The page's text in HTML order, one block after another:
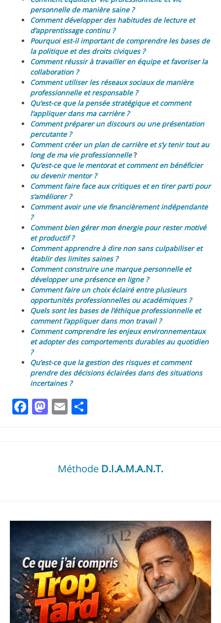
personnelle de manière saine ?
Comment développer des habitudes de lecture et
d’apprentissage continu ?
Pourquoi est-il important de comprendre les bases de
la politique et des droits civiques ?
Comment réussir à travailler en équipe et favoriser la
collaboration ?
Comment utiliser les réseaux sociaux de manière
professionnelle et responsable ?
Qu’est-ce que la pensée stratégique et comment
l’appliquer dans ma carrière ?
Comment préparer un discours ou une présentation
percutante ?
Comment créer un plan de carrière et s’y tenir tout au
long de ma vie professionnelle?
Qu’est-ce que le mentorat et comment en bénéficier
ou devenir mentor ?
Comment faire face aux critiques et en tirer parti pour
s’améliorer ?
Comment avoir une vie financièrement indépendante
?
Comment bien gérer mon énergie pour rester motivé
et productif ?
Comment apprendre à dire non sans culpabiliser et
établir des limites saines ?
Comment construire une marque personnelle et
développer une présence en ligne ?
Comment faire un choix éclairé entre plusieurs
opportunités professionnelles ou académiques ?
Quels sont les bases de l’éthique professionnelle et
comment l’appliquer dans mon travail ?
Comment comprendre les enjeux environnementaux
et adopter des comportements durables au quotidien
?
Qu’est-ce que la gestion des risques et comment
prendre des décisions éclairées dans des situations
incertaines ?
Facebook
Mastodon
Email
Méthode D.I.A.M.A.N.T.